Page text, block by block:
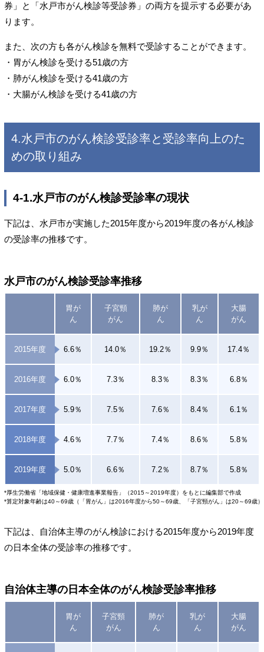
券」と「水戸市がん検診等受診券」の両方を提示する必要があ
ります。
また、次の方も各がん検診を無料で受診することができます。
・胃がん検診を受ける51歳の方
・肺がん検診を受ける41歳の方
・大腸がん検診を受ける41歳の方
4.水戸市のがん検診受診率と受診率向上のた
めの取り組み
4-1.水戸市のがん検診受診率の現状
下記は、水戸市が実施した2015年度から2019年度の各がん検診
の受診率の推移です。
水戸市のがん検診受診率推移
胃が
ん
子宮頸
がん
肺が
ん
乳が
ん
大腸
がん
2015年度 6.6％ 14.0％ 19.2％ 9.9％ 17.4％
2016年度 6.0％ 7.3％ 8.3％ 8.3％ 6.8％
2017年度 5.9％ 7.5％ 7.6％ 8.4％ 6.1％
2018年度 4.6％ 7.7％ 7.4％ 8.6％ 5.8％
2019年度 5.0％ 6.6％ 7.2％ 8.7％ 5.8％
*厚生労働省「地域保健・健康増進事業報告」（2015～2019年度）をもとに編集部で作成
*算定対象年齢は40～69歳（「胃がん」は2016年度から50～69歳、「子宮頸がん」は20～69歳）
下記は、自治体主導のがん検診における2015年度から2019年度
の日本全体の受診率の推移です。
自治体主導の日本全体のがん検診受診率推移
胃が
ん
子宮頸
がん
肺が
ん
乳が
ん
大腸
がん